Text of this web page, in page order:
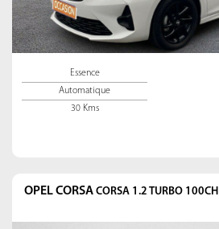
Essence
Automatique
30 Kms
OPEL CORSA CORSA 1.2 TURBO 100CH